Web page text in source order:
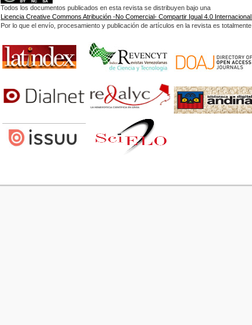
Todos los documentos publicados en esta revista se distribuyen bajo una
Licencia Creative Commons Atribución -No Comercial- Compartir Igual 4.0 Internacional.
Por lo que el envío, procesamiento y publicación de artículos en la revista es totalmente